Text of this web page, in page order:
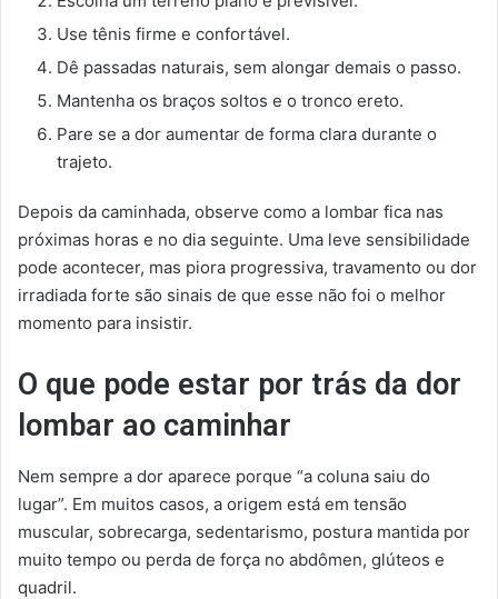
Use tênis firme e confortável.
Dê passadas naturais, sem alongar demais o passo.
Mantenha os braços soltos e o tronco ereto.
Pare se a dor aumentar de forma clara durante o
trajeto.
Depois da caminhada, observe como a lombar fica nas
próximas horas e no dia seguinte. Uma leve sensibilidade
pode acontecer, mas piora progressiva, travamento ou dor
irradiada forte são sinais de que esse não foi o melhor
momento para insistir.
O que pode estar por trás da dor
lombar ao caminhar
Nem sempre a dor aparece porque “a coluna saiu do
lugar”. Em muitos casos, a origem está em tensão
muscular, sobrecarga, sedentarismo, postura mantida por
muito tempo ou perda de força no abdômen, glúteos e
quadril.